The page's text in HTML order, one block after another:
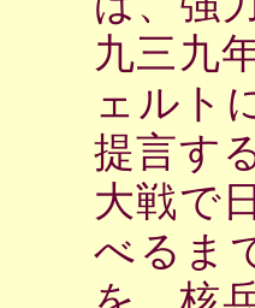
九三九
ェルト
提言す
大戦で
べるま